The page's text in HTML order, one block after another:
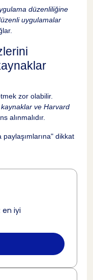
düzenliliğine
uygulamalar
zor olabilir.
ve Harvard
alınmalıdır.
dikkat
en iyi